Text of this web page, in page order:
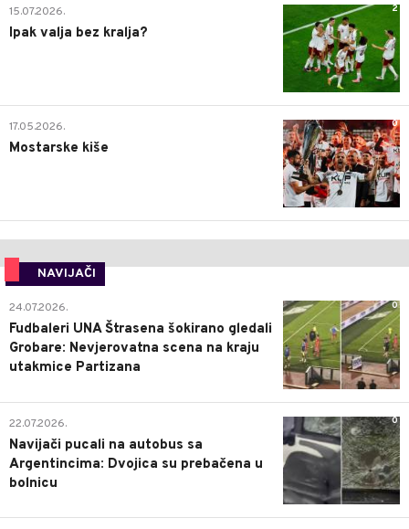
2
15.07.2026.
Ipak valja bez kralja?
0
17.05.2026.
Mostarske kiše
NAVIJAČI
0
24.07.2026.
Fudbaleri UNA Štrasena šokirano gledali
Grobare: Nevjerovatna scena na kraju
utakmice Partizana
0
22.07.2026.
Navijači pucali na autobus sa
Argentincima: Dvojica su prebačena u
bolnicu